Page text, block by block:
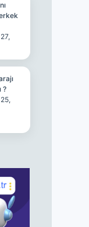
?